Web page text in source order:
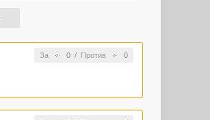
За 0/ Против 0